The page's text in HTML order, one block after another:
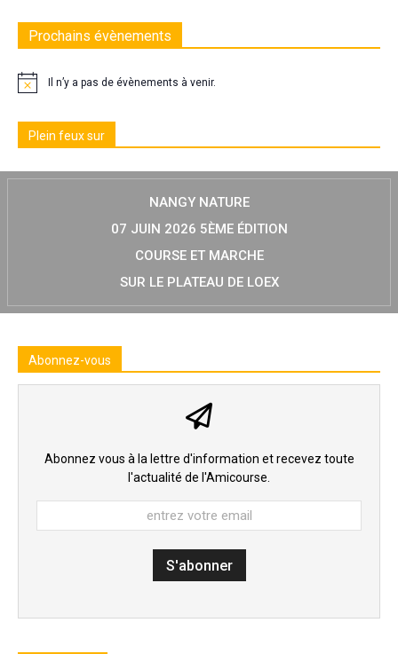
Prochains évènements
Il n’y a pas de évènements à venir.
Plein feux sur
NANGY NATURE
07 JUIN 2026 5ÈME ÉDITION
COURSE ET MARCHE
SUR LE PLATEAU DE LOEX
Abonnez-vous
Abonnez vous à la lettre d'information et recevez toute
l'actualité de l'Amicourse.